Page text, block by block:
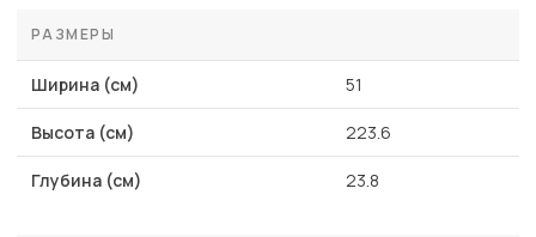
РАЗМЕРЫ
Ширина (см) 51
Высота (см) 223.6
Глубина (см) 23.8